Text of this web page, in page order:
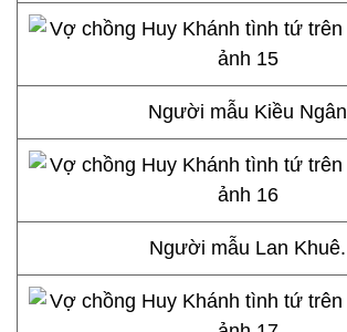
Người mẫu Kiều Ngân
Người mẫu Lan Khuê.